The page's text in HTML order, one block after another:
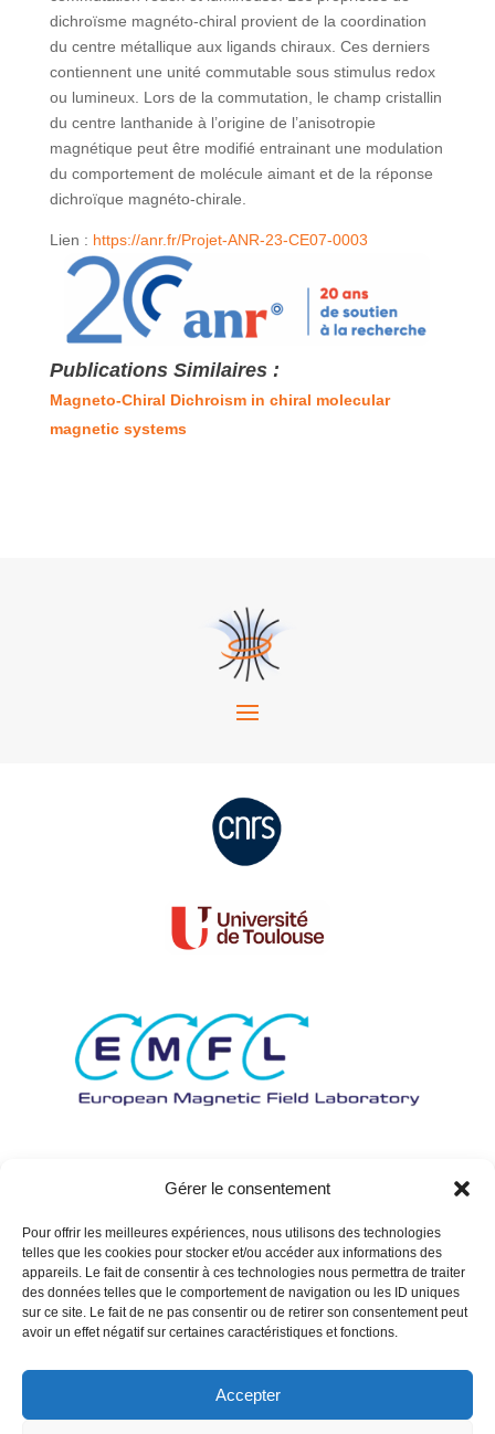
Gérer le consentement
Pour offrir les meilleures expériences, nous utilisons des technologies
telles que les cookies pour stocker et/ou accéder aux informations des
appareils. Le fait de consentir à ces technologies nous permettra de traiter
des données telles que le comportement de navigation ou les ID uniques
sur ce site. Le fait de ne pas consentir ou de retirer son consentement peut
avoir un effet négatif sur certaines caractéristiques et fonctions.
Accepter
dichroïsme magnéto-chiral provient de la coordination
du centre métallique aux ligands chiraux. Ces derniers
contiennent une unité commutable sous stimulus redox
ou lumineux. Lors de la commutation, le champ cristallin
du centre lanthanide à l’origine de l’anisotropie
magnétique peut être modifié entrainant une modulation
du comportement de molécule aimant et de la réponse
dichroïque magnéto-chirale.
Lien : https://anr.fr/Projet-ANR-23-CE07-0003
Publications Similaires :
Magneto-Chiral Dichroism in chiral molecular
magnetic systems